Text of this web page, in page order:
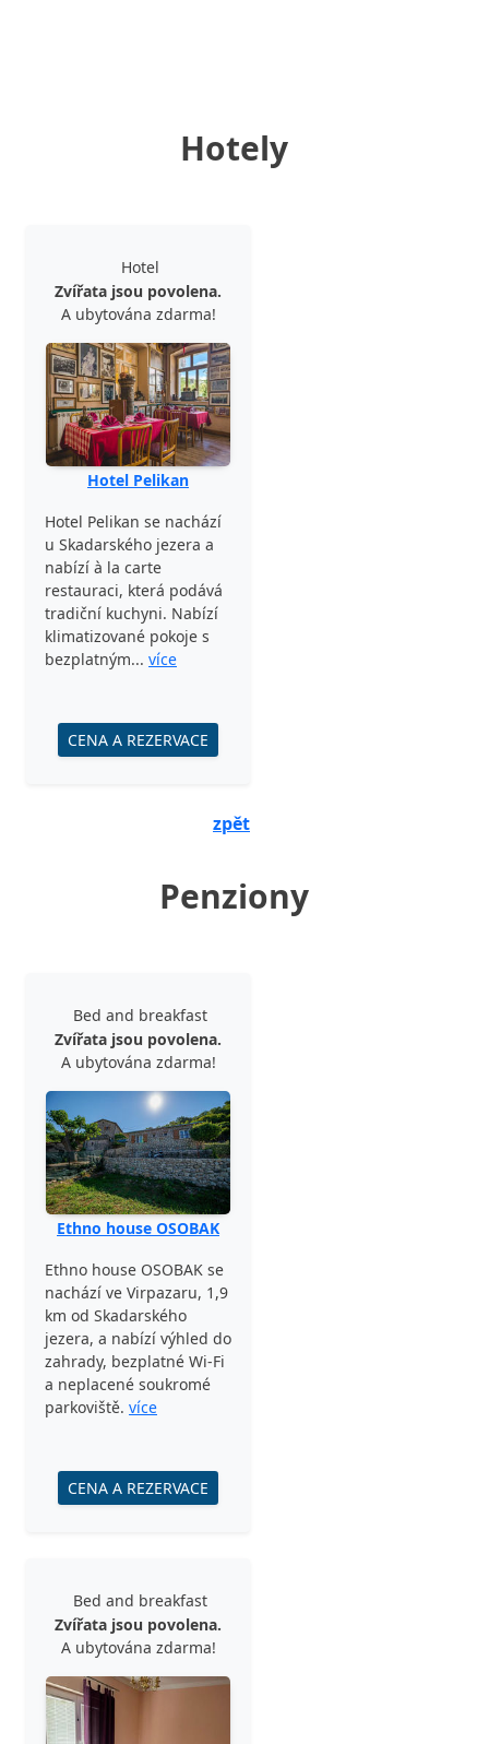
Hotely
Hotel
Zvířata jsou povolena.
A ubytována zdarma!
Hotel Pelikan
Hotel Pelikan se nachází
u Skadarského jezera a
nabízí à la carte
restauraci, která podává
tradiční kuchyni. Nabízí
klimatizované pokoje s
bezplatným... více
CENA A REZERVACE
zpět
Penziony
Bed and breakfast
Zvířata jsou povolena.
A ubytována zdarma!
Ethno house OSOBAK
Ethno house OSOBAK se
nachází ve Virpazaru, 1,9
km od Skadarského
jezera, a nabízí výhled do
zahrady, bezplatné Wi-Fi
a neplacené soukromé
parkoviště. více
CENA A REZERVACE
Bed and breakfast
Zvířata jsou povolena.
A ubytována zdarma!